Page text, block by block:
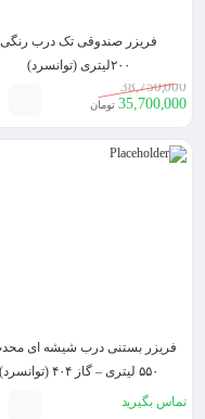
فریزر صندوقی تک درب رنگی
۲۰۰لیتری (توانسرد)
38,750,000
35,700,000 تومان
فریزر بستنی درب شیشه ای
۵۵۰ لیتری – گاز ۴۰۴ (توانسرد)
تماس بگیرید